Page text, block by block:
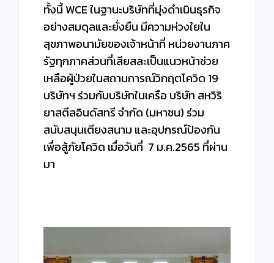
ทั้งนี้ WCE ในฐานะบริษัทที่มุ่งดำเนินธุรกิจ
อย่างสมดุลและยั่งยืน มีความห่วงใยใน
สุขภาพอนามัยของเจ้าหน้าที่ หน่วยงานภาค
รัฐทุกภาคส่วนที่เสียสละเป็นแนวหน้าช่วย
เหลือผู้ป่วยในสถานการณ์วิกฤตโควิด 19
บริษัทฯ ร่วมกับบริษัทในเครือ บริษัท สหวิริ
ยาสตีลอินดัสทรี จำกัด (มหาชน) ร่วม
สนับสนุนเตียงสนาม และอุปกรณ์ป้องกัน
เพื่อสู้ภัยโควิด เมื่อวันที่ 7 ม.ค.2565 ที่ผ่าน
มา